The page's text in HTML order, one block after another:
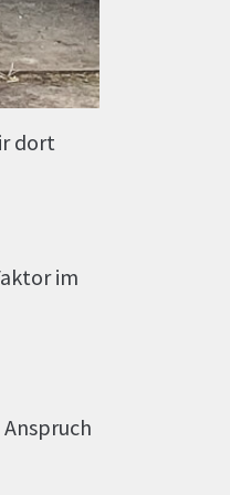
dort
im